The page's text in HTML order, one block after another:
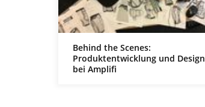
Behind the Scenes:
Produktentwicklung und Design
bei Amplifi